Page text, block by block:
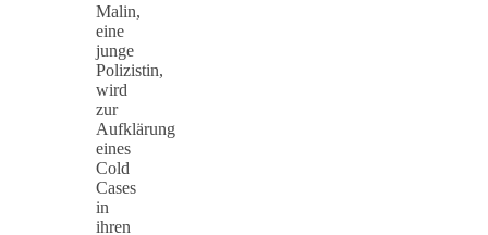
Malin,
eine
junge
Polizistin,
wird
zur
Aufklärung
eines
Cold
Cases
in
ihren